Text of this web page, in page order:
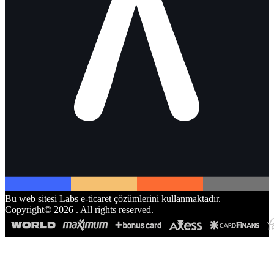
Bu web sitesi Labs e-ticaret çözümlerini kullanmaktadır.
Copyright© 2026 . All rights reserved.